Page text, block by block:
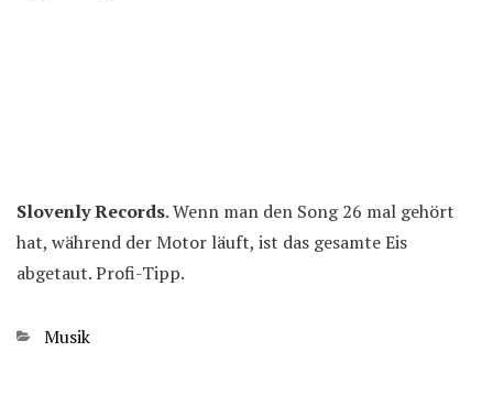
Slovenly Records. Wenn man den Song 26 mal gehört
hat, während der Motor läuft, ist das gesamte Eis
abgetaut. Profi-Tipp.
Kategorien
Musik